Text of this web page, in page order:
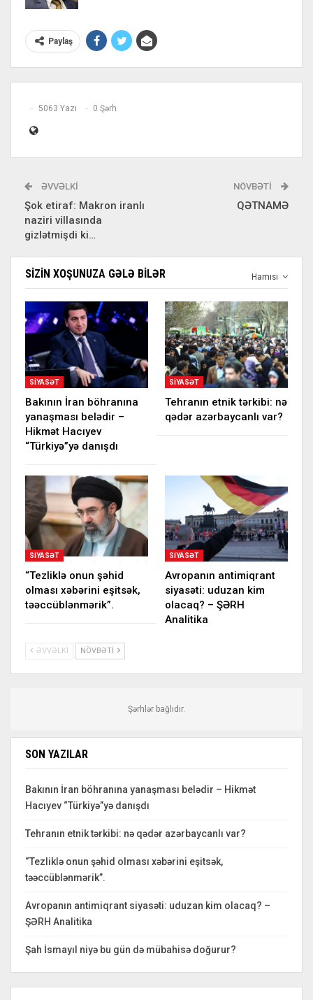
Paylaş
5063 Yazı 0 Şərh
ƏVVƏLKI
Şok etiraf: Makron iranlı
naziri villasında
gizlətmişdi ki…
NÖVBƏTI
QƏTNAMƏ
Hamısı
SIZIN XOŞUNUZA GƏLƏ BILƏR
SIYASƏT
Bakının İran böhranına
yanaşması belədir –
Hikmət Hacıyev
“Türkiyə”yə danışdı
SIYASƏT
Tehranın etnik tərkibi: nə
qədər azərbaycanlı var?
SIYASƏT
“Tezliklə onun şəhid
olması xəbərini eşitsək,
təəccüblənmərik”.
SIYASƏT
Avropanın antimiqrant
siyasəti: uduzan kim
olacaq? – ŞƏRH
Analitika
ƏVVƏLKI NÖVBƏTI
Şərhlər bağlıdır.
SON YAZILAR
Bakının İran böhranına yanaşması belədir – Hikmət
Hacıyev “Türkiyə”yə danışdı
Tehranın etnik tərkibi: nə qədər azərbaycanlı var?
“Tezliklə onun şəhid olması xəbərini eşitsək,
təəccüblənmərik”.
Avropanın antimiqrant siyasəti: uduzan kim olacaq? –
ŞƏRH Analitika
Şah İsmayıl niyə bu gün də mübahisə doğurur?